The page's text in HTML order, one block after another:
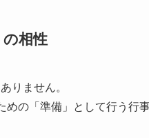
相性
りません。
の「準備」として行う行事